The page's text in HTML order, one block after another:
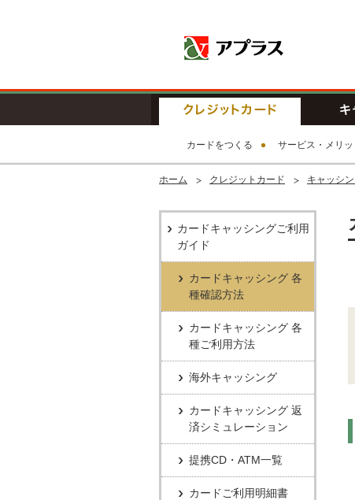
カードをつくる サービス・メリッ
ホーム クレジットカード キャッシ
カードキャッシングご利用
ガイド
カードキャッシング 各
種確認方法
カードキャッシング 各
種ご利用方法
海外キャッシング
カードキャッシング 返
済シミュレーション
提携CD・ATM一覧
カードご利用明細書